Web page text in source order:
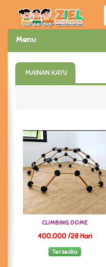
Menu
MAINAN KAYU
CLIMBING DOME
400,000 /28 Hari
Tersedia